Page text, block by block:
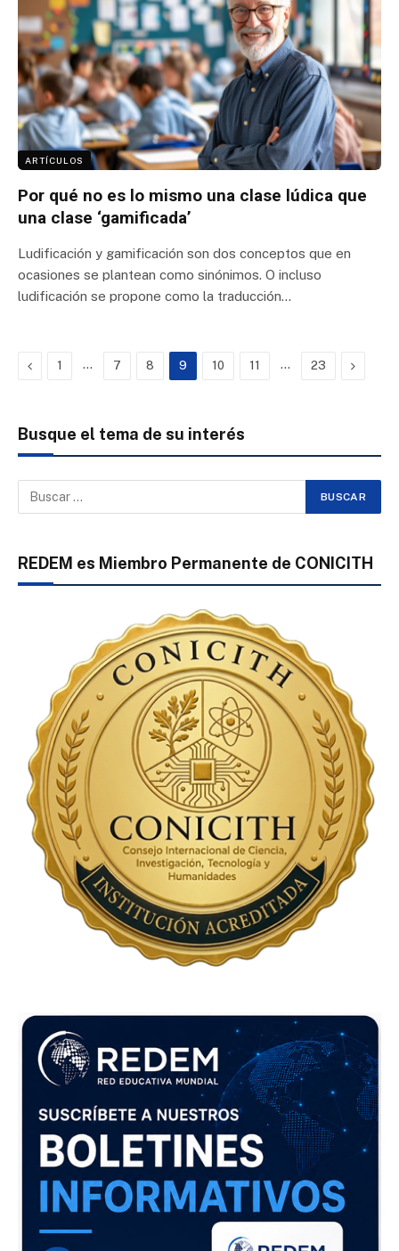
ARTÍCULOS
Por qué no es lo mismo una clase lúdica que
una clase ‘gamificada’
Ludificación y gamificación son dos conceptos que en
ocasiones se plantean como sinónimos. O incluso
ludificación se propone como la traducción…
Previous
1 … 7 8 9 10 11 … 23 Next
Busque el tema de su interés
REDEM es Miembro Permanente de CONICITH